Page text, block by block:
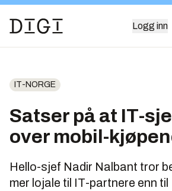
Logg inn
IT-NORGE
Satser på at IT-
over mobil-
Hello-sjef Nadir Nalbant tror
mer lojale til IT-partnere enn til